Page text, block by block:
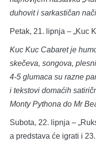
duhovit i sarkastičan
Petak, 21. lipnja – „Kuc
Kuc Kuc Cabaret je
skečeva, songova,
4-5 glumaca su razne
i tekstovi domaćih
Monty Pythona do Mr
Subota, 22. lipnja –
a predstava će igrati i